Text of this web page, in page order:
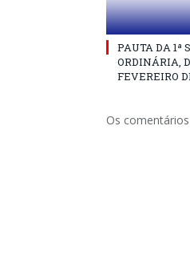
PAUTA DA 1ª
ORDINÁRIA,
FEVEREIRO
Os